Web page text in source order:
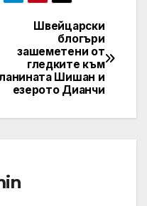
Швейцарски
блогъри
зашеметени от
гледките към
Шишан и
езерото Дианчи